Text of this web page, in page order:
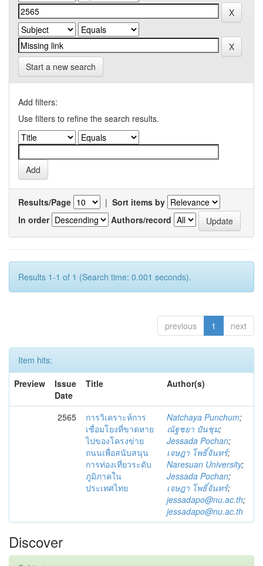
Start a new search
Add filters:
Use filters to refine the search results.
Results/Page | Sort items by
In order
Authors/record
Results 1-1 of 1 (Search time: 0.001 seconds).
previous 1 next
Item hits:
Preview
Issue
Date
Title Author(s)
2565
การวิเคราะห์การ
เชื่อมโยงที่ขาดหาย
ไปของโครงข่าย
ถนนเพื่อสนับสนุน
การท่องเที่ยวระดับ
ภูมิภาคใน
ประเทศไทย
Natchaya Punchum;
ณัฐชยา ปันชุม;
Jessada Pochan;
เจษฎา โพธิ์จันทร์;
Naresuan University;
Jessada Pochan;
เจษฎา โพธิ์จันทร์;
jessadapo@nu.ac.th;
jessadapo@nu.ac.th
Discover